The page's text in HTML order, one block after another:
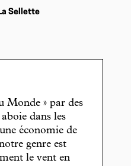
Sellette
Monde » par des
dans les
économie de
genre est
le vent en